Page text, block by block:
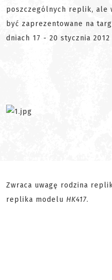
poszczególnych replik, ale
być zaprezentowane na
dniach 17 - 20 stycznia
Zwraca uwagę rodzina
replika modelu HK417.